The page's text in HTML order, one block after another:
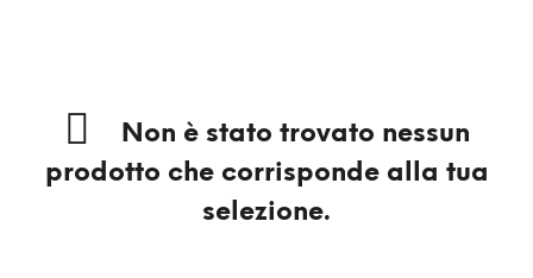
Non è stato trovato nessun
prodotto che corrisponde alla tua
selezione.